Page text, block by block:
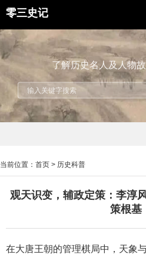
零三史记
了解历史名人及人物
当前位置： 首页 > 历史科普
观天识变，辅政定策：李淳
策根基
在大唐王朝的管理棋局中，天象